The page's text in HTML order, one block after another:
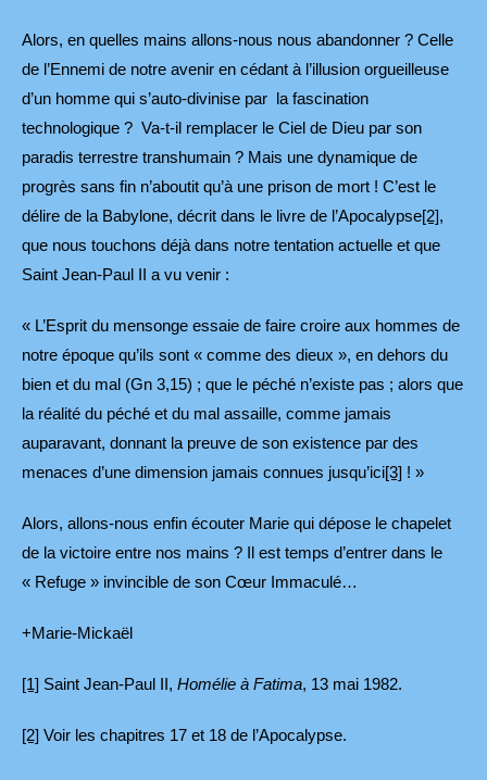
Alors, en quelles mains allons-nous nous abandonner ? Celle
de l’Ennemi de notre avenir en cédant à l’illusion orgueilleuse
d’un homme qui s’auto-divinise par la fascination
technologique ? Va-t-il remplacer le Ciel de Dieu par son
paradis terrestre transhumain ? Mais une dynamique de
progrès sans fin n’aboutit qu’à une prison de mort ! C’est le
délire de la Babylone, décrit dans le livre de l’Apocalypse[2],
que nous touchons déjà dans notre tentation actuelle et que
Saint Jean-Paul II a vu venir :
« L’Esprit du mensonge essaie de faire croire aux hommes de
notre époque qu’ils sont « comme des dieux », en dehors du
bien et du mal (Gn 3,15) ; que le péché n’existe pas ; alors que
la réalité du péché et du mal assaille, comme jamais
auparavant, donnant la preuve de son existence par des
menaces d’une dimension jamais connues jusqu’ici[3] ! »
Alors, allons-nous enfin écouter Marie qui dépose le chapelet
de la victoire entre nos mains ? Il est temps d’entrer dans le
« Refuge » invincible de son Cœur Immaculé…
+Marie-Mickaël
[1] Saint Jean-Paul II, Homélie à Fatima, 13 mai 1982.
[2] Voir les chapitres 17 et 18 de l’Apocalypse.